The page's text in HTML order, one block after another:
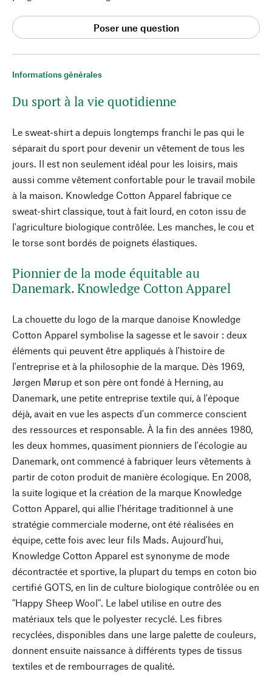
Informations générales
Du sport à la vie quotidienne
Le sweat-shirt a depuis longtemps franchi le pas qui le
séparait du sport pour devenir un vêtement de tous les
jours. Il est non seulement idéal pour les loisirs, mais
aussi comme vêtement confortable pour le travail mobile
à la maison. Knowledge Cotton Apparel fabrique ce
sweat-shirt classique, tout à fait lourd, en coton issu de
l'agriculture biologique contrôlée. Les manches, le cou et
le torse sont bordés de poignets élastiques.
Pionnier de la mode équitable au
Danemark. Knowledge Cotton Apparel
La chouette du logo de la marque danoise Knowledge
Cotton Apparel symbolise la sagesse et le savoir : deux
éléments qui peuvent être appliqués à l'histoire de
l'entreprise et à la philosophie de la marque. Dès 1969,
Jørgen Mørup et son père ont fondé à Herning, au
Danemark, une petite entreprise textile qui, à l'époque
déjà, avait en vue les aspects d'un commerce conscient
des ressources et responsable. À la fin des années 1980,
les deux hommes, quasiment pionniers de l'écologie au
Danemark, ont commencé à fabriquer leurs vêtements à
partir de coton produit de manière écologique. En 2008,
la suite logique et la création de la marque Knowledge
Cotton Apparel, qui allie l'héritage traditionnel à une
stratégie commerciale moderne, ont été réalisées en
équipe, cette fois avec leur fils Mads. Aujourd'hui,
Knowledge Cotton Apparel est synonyme de mode
décontractée et sportive, la plupart du temps en coton bio
certifié GOTS, en lin de culture biologique contrôlée ou en
"Happy Sheep Wool". Le label utilise en outre des
matériaux tels que le polyester recyclé. Les fibres
recyclées, disponibles dans une large palette de couleurs,
donnent ensuite naissance à différents types de tissus
textiles et de rembourrages de qualité.
Poser une question